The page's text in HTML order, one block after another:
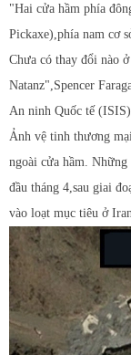
"Hai cửa hầm phía
Pickaxe),phía nam cơ
Chưa có thay đổi nào
Natanz",Spencer
An ninh Quốc tế
Ảnh vệ tinh thương
ngoài cửa hầm.
đầu tháng 4,sau giai
vào loạt mục tiêu ở